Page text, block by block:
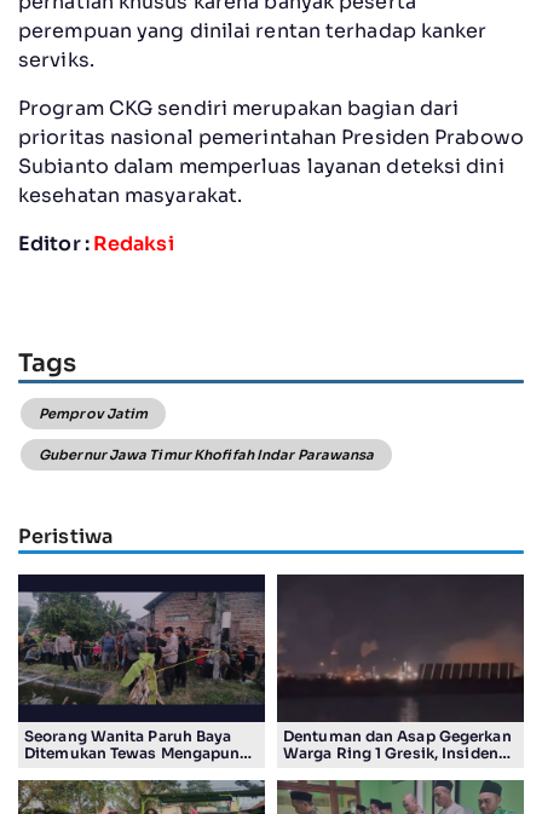
perempuan yang dinilai rentan terhadap kanker
serviks.
Program CKG sendiri merupakan bagian dari
prioritas nasional pemerintahan Presiden Prabowo
Subianto dalam memperluas layanan deteksi dini
kesehatan masyarakat.
Editor :Redaksi
Tags
Pemprov Jatim
Gubernur Jawa Timur Khofifah Indar Parawansa
Peristiwa
Seorang Wanita Paruh Baya
Ditemukan Tewas Mengapung
Dentuman dan Asap Gegerkan
Warga Ring 1 Gresik, Insiden
Smelting